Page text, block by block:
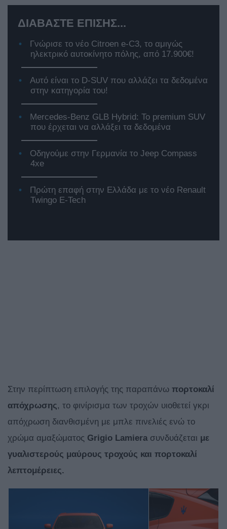
ΔΙΑΒΑΣΤΕ ΕΠΙΣΗΣ...
Γνώρισε το νέο Citroen e-C3, το αμιγώς
ηλεκτρικό αυτοκίνητο πόλης, από 17.900€!
Αυτό είναι το D-SUV που αλλάζει τα δεδομένα
στην κατηγορία του!
Mercedes-Benz GLB Hybrid: Το premium SUV
που έρχεται να αλλάξει τα δεδομένα
Οδηγούμε στην Γερμανία το Jeep Compass
4xe
Πρώτη επαφή στην Ελλάδα με το νέο Renault
Twingo E-Tech
Στην περίπτωση επιλογής της παραπάνω πορτοκαλί
απόχρωσης, το φινίρισμα των τροχών υιοθετεί γκρι
απόχρωση διανθισμένη με μπλε πινελιές ενώ το
χρώμα αμαξώματος Grigio Lamieraσυνδυάζεται με
γυαλιστερούς μαύρους τροχούς και πορτοκαλί
λεπτομέρειες.